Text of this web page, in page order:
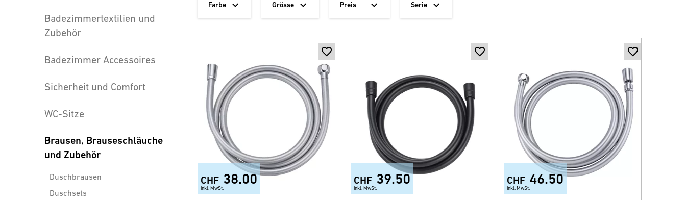
Badezimmertextilien und
Zubehör
Badezimmer Accessoires
Sicherheit und Comfort
WC-Sitze
Brausen, Brauseschläuche
und Zubehör
Duschbrausen
Duschsets
Farbe Grösse Preis Serie
CHF 38.00
inkl. MwSt.
CHF 39.50
inkl. MwSt.
CHF 46.50
inkl. MwSt.